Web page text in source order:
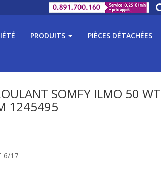
PRODUITS PIÈCES DÉTACHÉES
SOMFY ILMO 50 WT
1245495
6/17